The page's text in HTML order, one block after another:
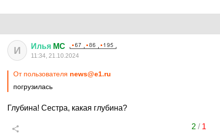
И Илья MC
11:34, 21.10.2024
От пользователя news@e1.ru
погрузилась
Глубина! Сестра, какая глубина?
2 / 1